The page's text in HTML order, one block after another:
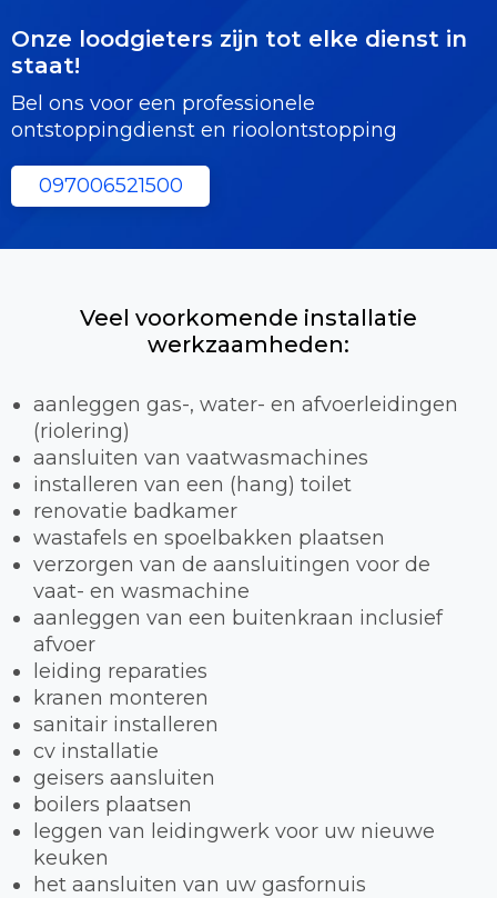
Onze loodgieters zijn tot elke dienst in
staat!
Bel ons voor een professionele
ontstoppingdienst en rioolontstopping
097006521500
Veel voorkomende installatie
werkzaamheden:
aanleggen gas-, water- en afvoerleidingen
(riolering)
aansluiten van vaatwasmachines
installeren van een (hang) toilet
renovatie badkamer
wastafels en spoelbakken plaatsen
verzorgen van de aansluitingen voor de
vaat- en wasmachine
aanleggen van een buitenkraan inclusief
afvoer
leiding reparaties
kranen monteren
sanitair installeren
cv installatie
geisers aansluiten
boilers plaatsen
leggen van leidingwerk voor uw nieuwe
keuken
het aansluiten van uw gasfornuis